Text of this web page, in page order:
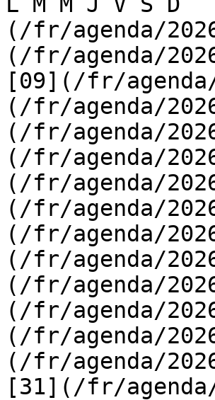
(/fr/agenda/
(/fr/agenda/
[09](/fr/
(/fr/agenda/
(/fr/agenda/
(/fr/agenda/
(/fr/agenda/
(/fr/agenda/
(/fr/agenda/
(/fr/agenda/
(/fr/agenda/
(/fr/agenda/
(/fr/agenda/
(/fr/agenda/
[31](/fr/